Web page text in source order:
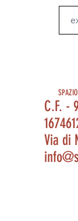
C.F. -
Via di